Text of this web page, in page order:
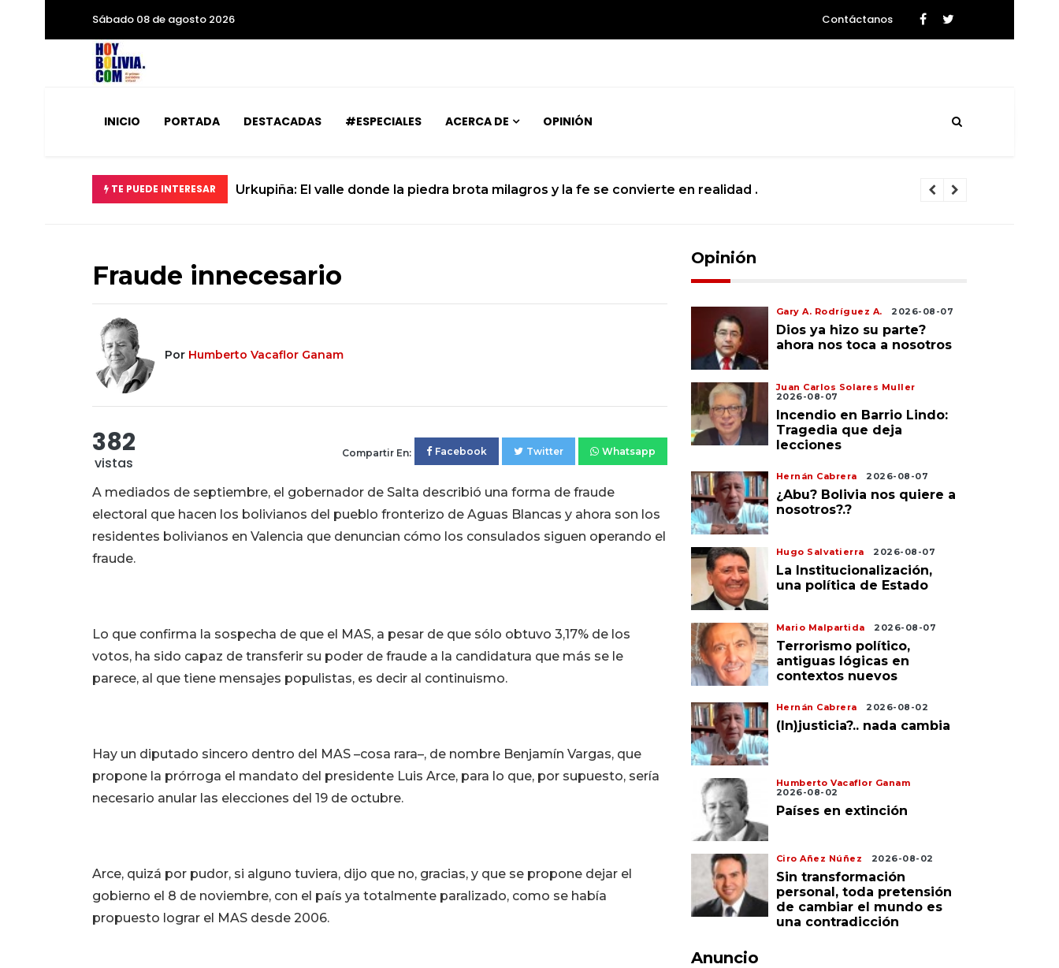
Sábado 08 de agosto 2026 Contáctanos
INICIO PORTADA DESTACADAS #ESPECIALES ACERCA DE OPINIÓN
TE PUEDE INTERESAR Urkupiña: El valle donde la piedra brota milagros y la fe se convierte en realidad .
Fraude innecesario
Por Humberto Vacaflor Ganam
382
vistas
Compartir En: Facebook Twitter Whatsapp
A mediados de septiembre, el gobernador de Salta describió una forma de fraude
electoral que hacen los bolivianos del pueblo fronterizo de Aguas Blancas y ahora son los
residentes bolivianos en Valencia que denuncian cómo los consulados siguen operando el
fraude.
Lo que confirma la sospecha de que el MAS, a pesar de que sólo obtuvo 3,17% de los
votos, ha sido capaz de transferir su poder de fraude a la candidatura que más se le
parece, al que tiene mensajes populistas, es decir al continuismo.
Hay un diputado sincero dentro del MAS –cosa rara–, de nombre Benjamín Vargas, que
propone la prórroga el mandato del presidente Luis Arce, para lo que, por supuesto, sería
necesario anular las elecciones del 19 de octubre.
Arce, quizá por pudor, si alguno tuviera, dijo que no, gracias, y que se propone dejar el
gobierno el 8 de noviembre, con el país ya totalmente paralizado, como se había
propuesto lograr el MAS desde 2006.
Opinión
Gary A. Rodríguez A. 2026-08-07
Dios ya hizo su parte?
ahora nos toca a nosotros
Juan Carlos Solares Muller
2026-08-07
Incendio en Barrio Lindo:
Tragedia que deja
lecciones
Hernán Cabrera 2026-08-07
¿Abu? Bolivia nos quiere a
nosotros?.?
Hugo Salvatierra 2026-08-07
La Institucionalización,
una política de Estado
Mario Malpartida 2026-08-07
Terrorismo político,
antiguas lógicas en
contextos nuevos
Hernán Cabrera 2026-08-02
(In)justicia?.. nada cambia
Humberto Vacaflor Ganam
2026-08-02
Países en extinción
Ciro Añez Núñez 2026-08-02
Sin transformación
personal, toda pretensión
de cambiar el mundo es
una contradicción
Anuncio